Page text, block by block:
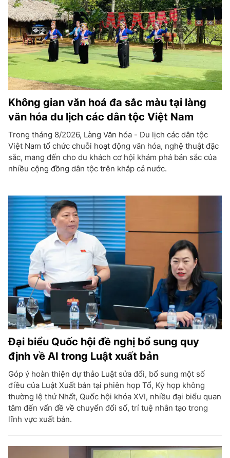
Không gian văn hoá đa sắc màu tại làng
văn hóa du lịch các dân tộc Việt Nam
Trong tháng 8/2026, Làng Văn hóa - Du lịch các dân tộc
Việt Nam tổ chức chuỗi hoạt động văn hóa, nghệ thuật đặc
sắc, mang đến cho du khách cơ hội khám phá bản sắc của
nhiều cộng đồng dân tộc trên khắp cả nước.
Đại biểu Quốc hội đề nghị bổ sung quy
định về AI trong Luật xuất bản
Góp ý hoàn thiện dự thảo Luật sửa đổi, bổ sung một số
điều của Luật Xuất bản tại phiên họp Tổ, Kỳ họp không
thường lệ thứ Nhất, Quốc hội khóa XVI, nhiều đại biểu quan
tâm đến vấn đề về chuyển đổi số, trí tuệ nhân tạo trong
lĩnh vực xuất bản.